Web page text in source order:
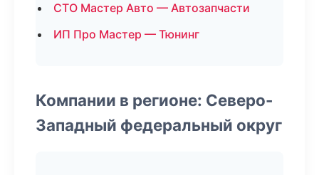
СТО Мастер Авто — Автозапчасти
ИП Про Мастер — Тюнинг
Компании в регионе: Северо-
Западный федеральный округ